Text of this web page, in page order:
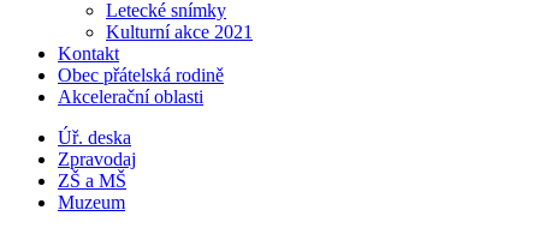
Letecké snímky
Kulturní akce 2021
Kontakt
Obec přátelská rodině
Akcelerační oblasti
Úř. deska
Zpravodaj
ZŠ a MŠ
Muzeum